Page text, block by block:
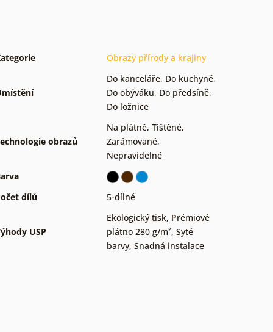
Obrazy přírody a krajiny
Do kanceláře, Do kuchyně,
Do obýváku, Do předsíně,
Do ložnice
obrazů
Na plátně, Tištěné,
Zarámované,
Nepravidelné
dílů
5-dílné
USP
Ekologický tisk, Prémiové
plátno 280 g/m², Syté
barvy, Snadná instalace